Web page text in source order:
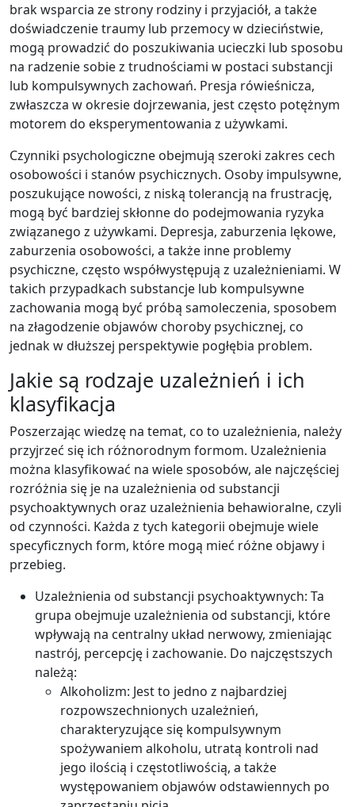
brak wsparcia ze strony rodziny i przyjaciół, a także
doświadczenie traumy lub przemocy w dzieciństwie,
mogą prowadzić do poszukiwania ucieczki lub sposobu
na radzenie sobie z trudnościami w postaci substancji
lub kompulsywnych zachowań. Presja rówieśnicza,
zwłaszcza w okresie dojrzewania, jest często potężnym
motorem do eksperymentowania z używkami.
Czynniki psychologiczne obejmują szeroki zakres cech
osobowości i stanów psychicznych. Osoby impulsywne,
poszukujące nowości, z niską tolerancją na frustrację,
mogą być bardziej skłonne do podejmowania ryzyka
związanego z używkami. Depresja, zaburzenia lękowe,
zaburzenia osobowości, a także inne problemy
psychiczne, często współwystępują z uzależnieniami. W
takich przypadkach substancje lub kompulsywne
zachowania mogą być próbą samoleczenia, sposobem
na złagodzenie objawów choroby psychicznej, co
jednak w dłuższej perspektywie pogłębia problem.
Jakie są rodzaje uzależnień i ich
klasyfikacja
Poszerzając wiedzę na temat, co to uzależnienia, należy
przyjrzeć się ich różnorodnym formom. Uzależnienia
można klasyfikować na wiele sposobów, ale najczęściej
rozróżnia się je na uzależnienia od substancji
psychoaktywnych oraz uzależnienia behawioralne, czyli
od czynności. Każda z tych kategorii obejmuje wiele
specyficznych form, które mogą mieć różne objawy i
przebieg.
Uzależnienia od substancji psychoaktywnych: Ta
grupa obejmuje uzależnienia od substancji, które
wpływają na centralny układ nerwowy, zmieniając
nastrój, percepcję i zachowanie. Do najczęstszych
należą:
Alkoholizm: Jest to jedno z najbardziej
rozpowszechnionych uzależnień,
charakteryzujące się kompulsywnym
spożywaniem alkoholu, utratą kontroli nad
jego ilością i częstotliwością, a także
występowaniem objawów odstawiennych po